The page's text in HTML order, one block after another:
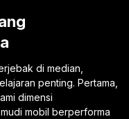
di median,
penting. Pertama,
dimensi
mobil berperforma